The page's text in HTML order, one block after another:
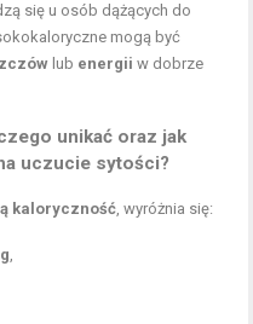
się u osób dążących do
mogą być
lub energii w dobrze
unikać oraz jak
uczucie sytości?
kaloryczność, wyróżnia się:
,